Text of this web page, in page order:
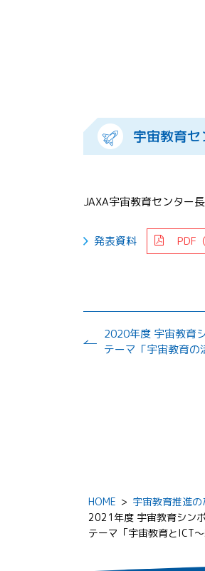
宇宙教育
JAXA宇宙教育センター
発表資料 PDF
テーマ「宇宙教育の活かし方～「生きる力」を
HOME > 宇宙教育推進
2021年度 宇宙教育シン
テーマ「宇宙教育とICT